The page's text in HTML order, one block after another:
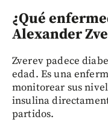
¿Qué
Alexander
Zverev padece
edad. Es una
monitorear sus
insulina
partidos.